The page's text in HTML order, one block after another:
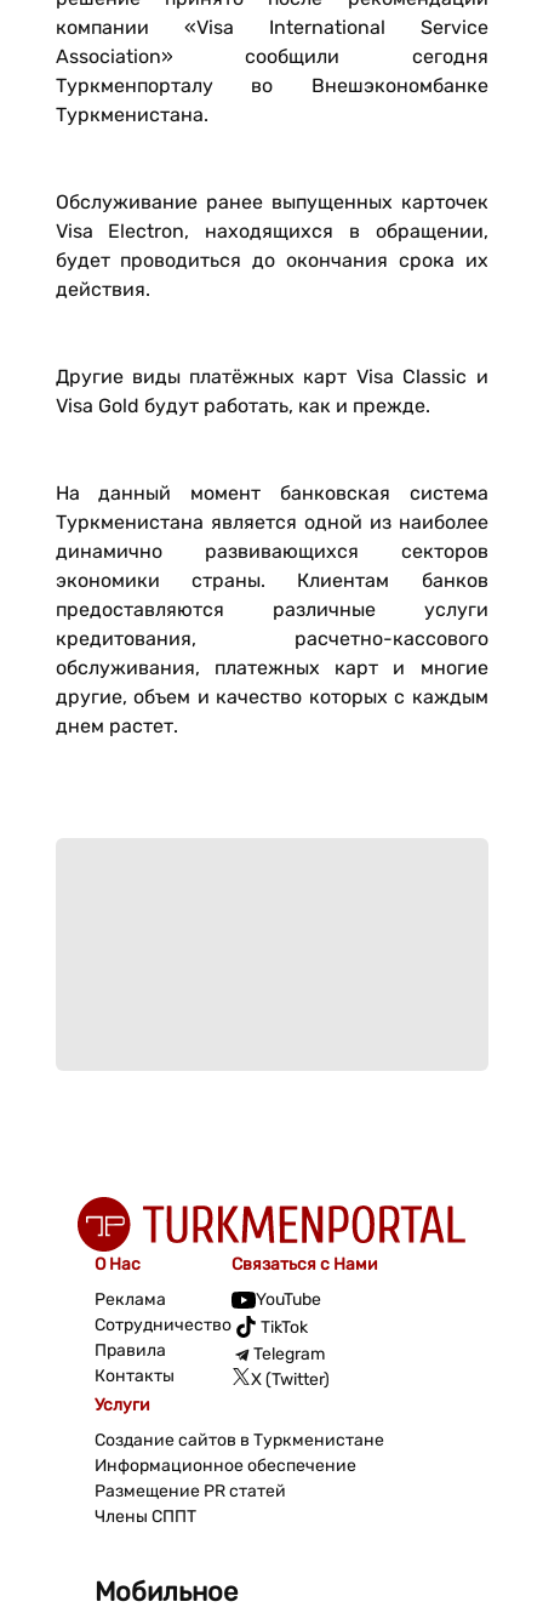
компании «Visa International Service
Association» сообщили сегодня
Туркменпорталу во Внешэкономбанке
Туркменистана.
Обслуживание ранее выпущенных карточек
Visa Electron, находящихся в обращении,
будет проводиться до окончания срока их
действия.
Другие виды платёжных карт Visa Classic и
Visa Gold будут работать, как и прежде.
На данный момент банковская система
Туркменистана является одной из наиболее
динамично развивающихся секторов
экономики страны. Клиентам банков
предоставляются различные услуги
кредитования, расчетно-кассового
обслуживания, платежных карт и многие
другие, объем и качество которых с каждым
днем растет.
О Нас
Реклама
Сотрудничество
Правила
Контакты
Связаться с Нами
YouTube
TikTok
Telegram
X (Twitter)
Услуги
Создание сайтов в Туркменистане
Информационное обеспечение
Размещение PR статей
Члены СППТ
Мобильное